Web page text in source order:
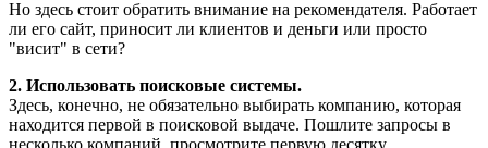
Но здесь стоит обратить внимание на рекомендателя. Работает
ли его сайт, приносит ли клиентов и деньги или просто
"висит" в сети?
2. Использовать поисковые системы.
Здесь, конечно, не обязательно выбирать компанию, которая
находится первой в поисковой выдаче. Пошлите запросы в
несколько компаний, просмотрите первую десятку.